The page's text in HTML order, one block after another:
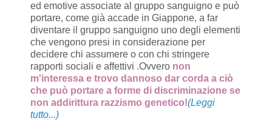
ed emotive associate al gruppo sanguigno e può
portare, come già accade in Giappone, a far
diventare il gruppo sanguigno uno degli elementi
che vengono presi in considerazione per
decidere chi assumere o con chi stringere
rapporti sociali e affettivi .Ovvero non
m'interessa e trovo dannoso dar corda a ciò
che può portare a forme di discriminazione se
non addirittura razzismo genetico!(Leggi
tutto...)